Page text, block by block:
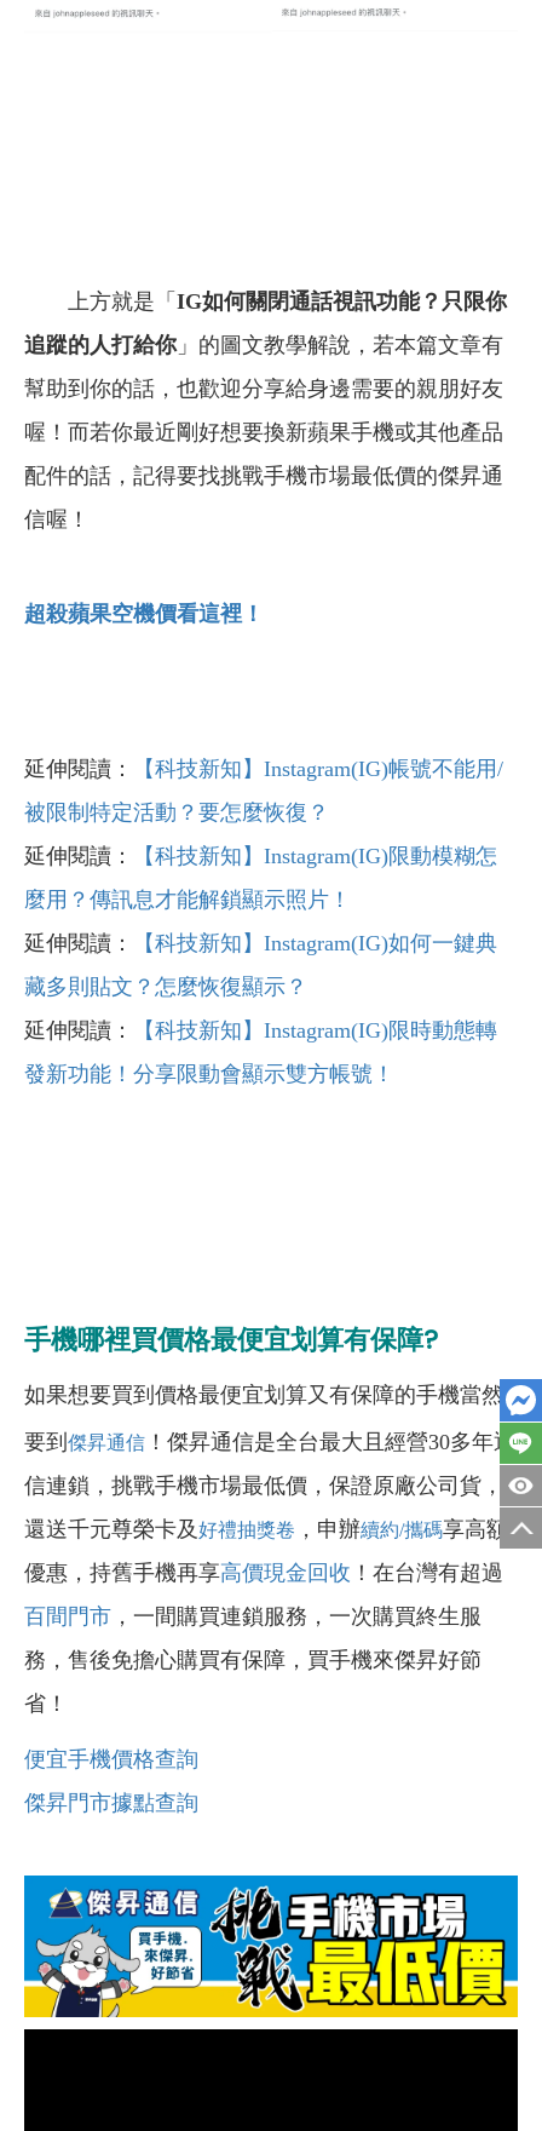
上方就是「 IG如何關閉通話視訊功能？只限你
追蹤的人打給你」的圖文教學解說， 若本篇文章有
幫助到你的話，也歡迎分享給身邊需要的親朋好友
喔！而若你最近剛好想要換新蘋果手機或其他產品
配件的話，記得要找挑戰手機市場最低價的傑昇通
信喔！
超殺蘋果空機價看這裡！
延伸閱讀：
【科技新知】Instagram(IG)帳號不能用/
被限制特定活動？要怎麼恢復？
延伸閱讀：
【科技新知】Instagram(IG)限動模糊怎
麼用？傳訊息才能解鎖顯示照片！
延伸閱讀：
【科技新知】Instagram(IG)如何一鍵典
藏多則貼文？怎麼恢復顯示？
延伸閱讀：
【科技新知】Instagram(IG)限時動態轉
發新功能！分享限動會顯示雙方帳號！
手機哪裡買價格最便宜划算有保障?
如果想要買到價格最便宜划算又有保障的手機當然
要到 傑昇通信 ！傑昇通信是全台最大且經營30多年通
信連鎖，挑戰手機市場最低價，保證原廠公司貨，
還送千元尊榮卡及好禮抽獎卷 ，申辦續約/攜碼享高額
優惠，持舊手機再享高價現金回收 ！在台灣有超過
百間門市 ，一間購買連鎖服務，一次購買終生服
務，售後免擔心購買有保障，買手機來傑昇好節
省！
便宜手機價格查詢
傑昇門市據點查詢